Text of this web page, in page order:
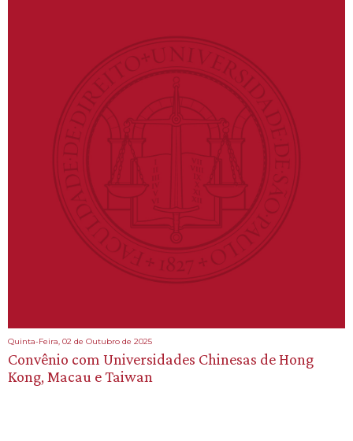
Quinta-Feira, 02 de Outubro de 2025
Convênio com Universidades Chinesas de Hong
Kong, Macau e Taiwan